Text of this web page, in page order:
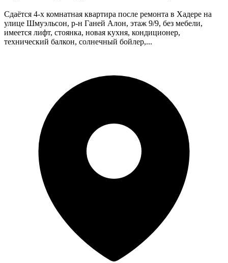
Сдаётся 4-х комнатная квартира после ремонта в Хадере на
улице Шмуэльсон, р-н Ганей Алон, этаж 9/9, без мебели,
имеется лифт, стоянка, новая кухня, кондиционер,
технический балкон, солнечный бойлер,...